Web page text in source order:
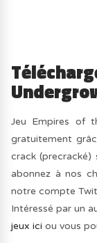
Jeu Empires of
gratuitement
crack (precracké)
abonnez à nos
notre compte
Intéressé par un
jeux ici ou vous